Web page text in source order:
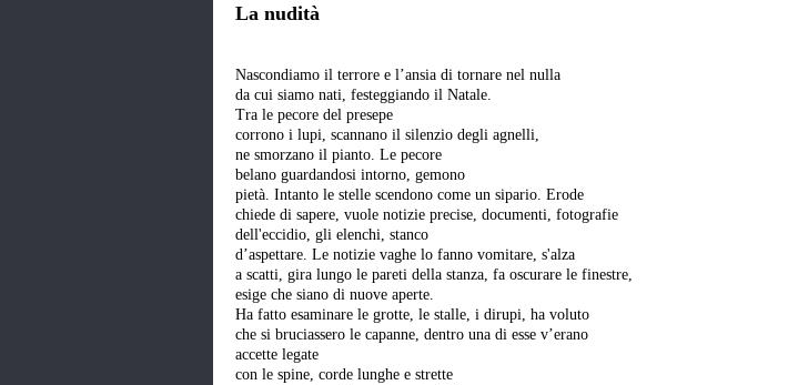
La nudità
Nascondiamo il terrore e l’ansia di tornare nel nulla
da cui siamo nati, festeggiando il Natale.
Tra le pecore del presepe
corrono i lupi, scannano il silenzio degli agnelli,
ne smorzano il pianto. Le pecore
belano guardandosi intorno, gemono
pietà. Intanto le stelle scendono come un sipario. Erode
chiede di sapere, vuole notizie precise, documenti, fotografie
dell'eccidio, gli elenchi, stanco
d’aspettare. Le notizie vaghe lo fanno vomitare, s'alza
a scatti, gira lungo le pareti della stanza, fa oscurare le finestre,
esige che siano di nuove aperte.
Ha fatto esaminare le grotte, le stalle, i dirupi, ha voluto
che si bruciassero le capanne, dentro una di esse v’erano
accette legate
con le spine, corde lunghe e strette